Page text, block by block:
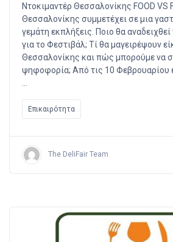
Ντοκιμαντέρ Θεσσαλονίκης FOOD VS
Θεσσαλονίκης συμμετέχει σε μια
γεμάτη εκπλήξεις. Ποιο θα αναδειχθεί
για το Φεστιβάλ; Τί θα μαγειρέψουν
Θεσσαλονίκης και πώς μπορούμε να
ψηφοφορία; Από τις 10 Φεβρουαρίου
Επικαιρότητα
The DeliFair Team